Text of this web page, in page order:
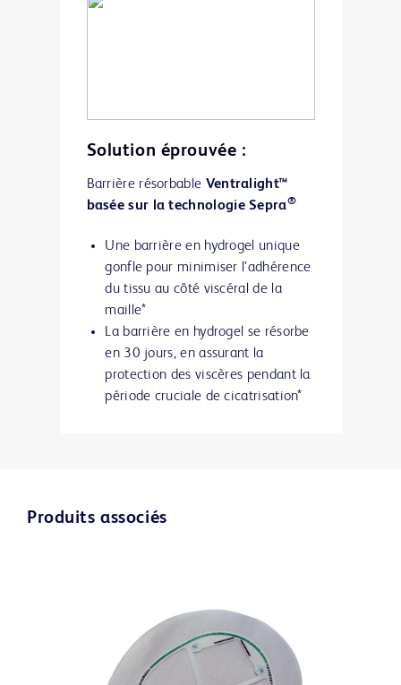
composite.**
Solution éprouvée :
Barrière résorbable Ventralight™
basée sur la technologie Sepra®
Une barrière en hydrogel unique
gonfle pour minimiser l’adhérence
du tissu au côté viscéral de la
maille*
La barrière en hydrogel se résorbe
en 30 jours, en assurant la
protection des viscères pendant la
période cruciale de cicatrisation*
Produits associés